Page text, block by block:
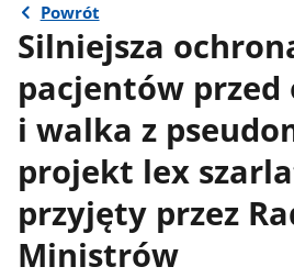
Powrót
Silniejsza
pacjentów przed
i walka z
projekt lex
przyjęty przez
Ministrów